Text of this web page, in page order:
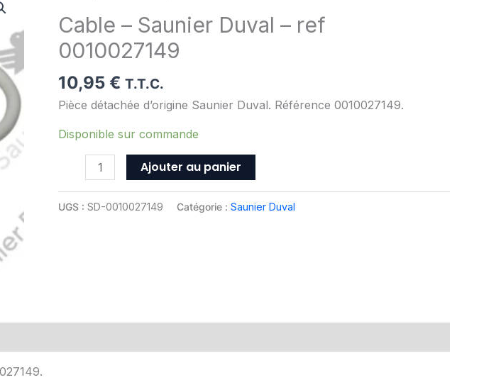
Cable – Saunier Duval – ref
0010027149
10,95 € T.T.C.
Pièce détachée d’origine Saunier Duval. Référence 0010027149.
Disponible sur commande
Cable
-
Saunier
Duval
-
0010027149
Ajouter au panier
UGS : SD-0010027149 Catégorie : Saunier Duval